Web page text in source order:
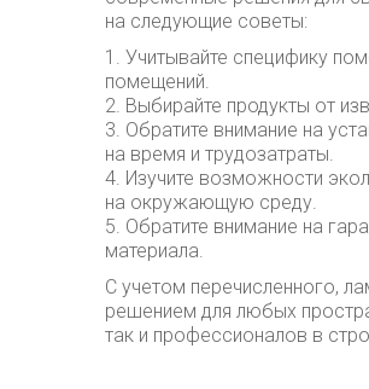
на следующие советы:
1. Учитывайте специфику
помещений.
2. Выбирайте продукты от
3. Обратите внимание на
на время и трудозатраты.
4. Изучите возможности
на окружающую среду.
5. Обратите внимание на
материала.
С учетом перечисленного,
решением для любых
так и профессионалов в